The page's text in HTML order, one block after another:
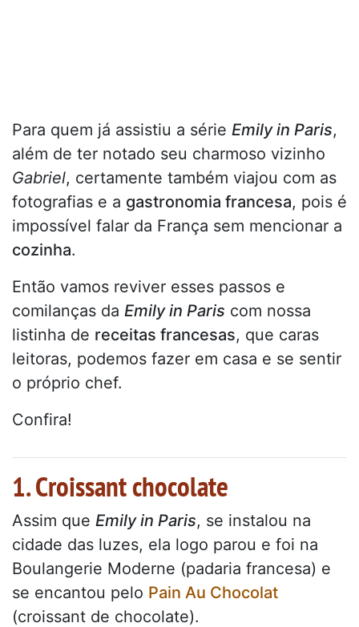
Para quem já assistiu a série Emily in Paris,
além de ter notado seu charmoso vizinho
Gabriel, certamente também viajou com as
fotografias e a gastronomia francesa, pois é
impossível falar da França sem mencionar a
cozinha.
Então vamos reviver esses passos e
comilanças da Emily in Paris com nossa
listinha de receitas francesas, que caras
leitoras, podemos fazer em casa e se sentir
o próprio chef.
Confira!
1. Croissant chocolate
Assim que Emily in Paris, se instalou na
cidade das luzes, ela logo parou e foi na
Boulangerie Moderne (padaria francesa) e
se encantou pelo Pain Au Chocolat
(croissant de chocolate).